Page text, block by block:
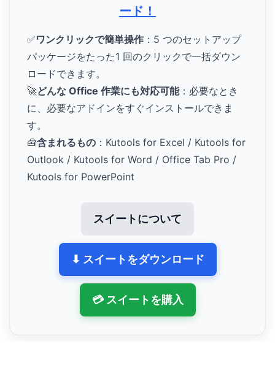
ード！
✅ワンクリックで簡単操作 ：5 つのセットアップ
パッケージをたった1 回のクリックで一括ダウン
ロードできます。
🚀どんな Office 作業にも対応可能：必要なとき
に、必要なアドインをすぐインストールできま
す。
🧰含まれるもの ：Kutools for Excel / Kutools for
Outlook / Kutools for Word / Office Tab Pro /
Kutools for PowerPoint
スイートについて
⬇ スイートをダウンロード
💳 スイートを購入